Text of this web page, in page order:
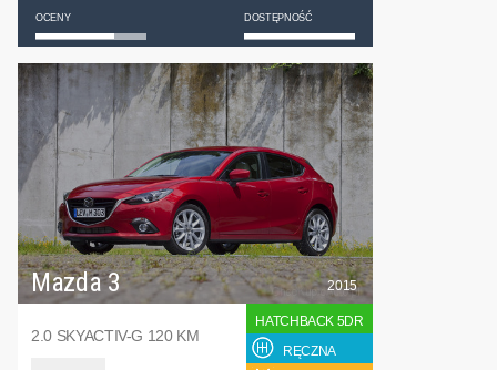
OCENY DOSTĘPNOŚĆ
Mazda 3
2.0 SKYACTIV-G 120 KM
2015
HATCHBACK 5DR
RĘCZNA